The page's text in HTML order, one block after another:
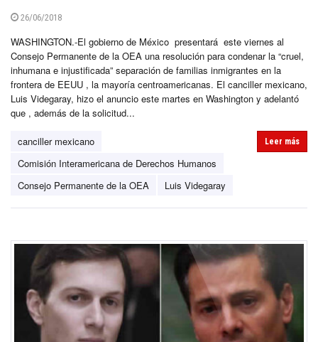
26/06/2018
WASHINGTON.-El gobierno de México presentará este viernes al
Consejo Permanente de la OEA una resolución para condenar la “cruel,
inhumana e injustificada” separación de familias inmigrantes en la
frontera de EEUU , la mayoría centroamericanas. El canciller mexicano,
Luis Videgaray, hizo el anuncio este martes en Washington y adelantó
que , además de la solicitud...
canciller mexicano
Comisión Interamericana de Derechos Humanos
Consejo Permanente de la OEA
Luis Videgaray
Leer más